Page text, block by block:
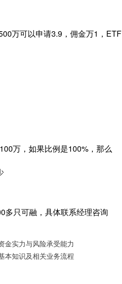
万可以申请3.9，佣金万1，ETF
万，如果比例是100%，那么
多只可融，具体联系经理咨询
金实力与风险承受能力
本知识及相关业务流程